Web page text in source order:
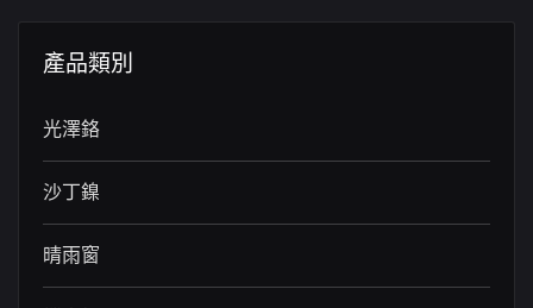
產品類別
光澤鉻
沙丁鎳
晴雨窗